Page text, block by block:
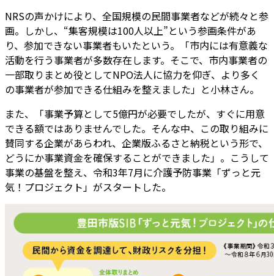
NRSの声かけにより、全国規模の民間事業者などが続々と参
画。しかし、“集客規模は100人以上”という参画条件があ
り、参加できない事業者もいたという。「市内には有意義な
活動を行う事業者が多数存在します。そこで、市内事業者の
一部取りまとめ役としてNPO法人に協力を仰ぎ、より多く
の事業者が参加できる仕組みを整えました」と小林さん。
また、「事業予算として5億円が必要でしたが、すぐに用意
できる額ではありませんでした。そんな中、この取り組みに
賛同する企業があらわれ、企業版ふるさと納税という形で、
どうにか事業資金を確保することができました」。こうして
事業の基盤を整え、令和3年7月に介護予防事業「ずっと元
気！プロジェクト」がスタートした。